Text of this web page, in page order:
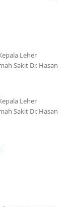
Leher
Sakit Dr. Hasan
Leher
Sakit Dr. Hasan